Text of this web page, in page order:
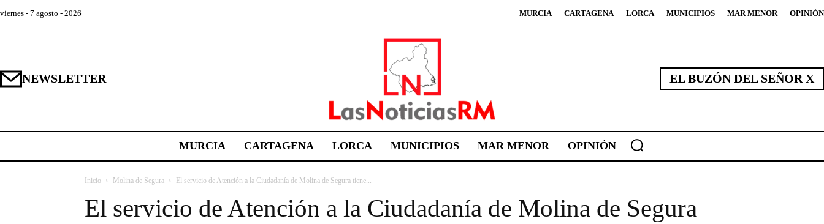
viernes - 7 agosto - 2026 MURCIA CARTAGENA LORCA MUNICIPIOS MAR MENOR OPINIÓN
NEWSLETTER EL BUZÓN DEL SEÑOR X
MURCIA CARTAGENA LORCA MUNICIPIOS MAR MENOR OPINIÓN
Inicio Molina de Segura El servicio de Atención a la Ciudadanía de Molina de Segura tiene...
El servicio de Atención a la Ciudadanía de Molina de Segura